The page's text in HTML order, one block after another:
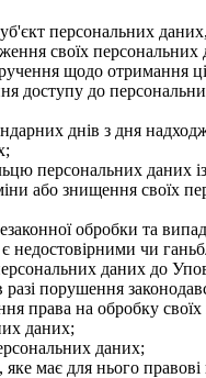
персональних
своїх
щодо отримання
доступу до
днів з дня
персональних даних
або знищення своїх
обробки та
чи
даних до
разі порушення
права на обробку
даних;
даних;
має для нього правові